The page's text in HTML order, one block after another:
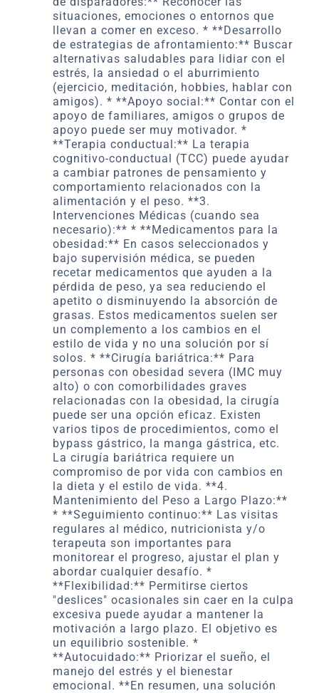
situaciones, emociones o entornos que
llevan a comer en exceso. * **Desarrollo
de estrategias de afrontamiento:** Buscar
alternativas saludables para lidiar con el
estrés, la ansiedad o el aburrimiento
(ejercicio, meditación, hobbies, hablar con
amigos). * **Apoyo social:** Contar con el
apoyo de familiares, amigos o grupos de
apoyo puede ser muy motivador. *
**Terapia conductual:** La terapia
cognitivo-conductual (TCC) puede ayudar
a cambiar patrones de pensamiento y
comportamiento relacionados con la
alimentación y el peso. **3.
Intervenciones Médicas (cuando sea
necesario):** * **Medicamentos para la
obesidad:** En casos seleccionados y
bajo supervisión médica, se pueden
recetar medicamentos que ayuden a la
pérdida de peso, ya sea reduciendo el
apetito o disminuyendo la absorción de
grasas. Estos medicamentos suelen ser
un complemento a los cambios en el
estilo de vida y no una solución por sí
solos. * **Cirugía bariátrica:** Para
personas con obesidad severa (IMC muy
alto) o con comorbilidades graves
relacionadas con la obesidad, la cirugía
puede ser una opción eficaz. Existen
varios tipos de procedimientos, como el
bypass gástrico, la manga gástrica, etc.
La cirugía bariátrica requiere un
compromiso de por vida con cambios en
la dieta y el estilo de vida. **4.
Mantenimiento del Peso a Largo Plazo:**
* **Seguimiento continuo:** Las visitas
regulares al médico, nutricionista y/o
terapeuta son importantes para
monitorear el progreso, ajustar el plan y
abordar cualquier desafío. *
**Flexibilidad:** Permitirse ciertos
"deslices" ocasionales sin caer en la culpa
excesiva puede ayudar a mantener la
motivación a largo plazo. El objetivo es
un equilibrio sostenible. *
**Autocuidado:** Priorizar el sueño, el
manejo del estrés y el bienestar
emocional. **En resumen, una solución